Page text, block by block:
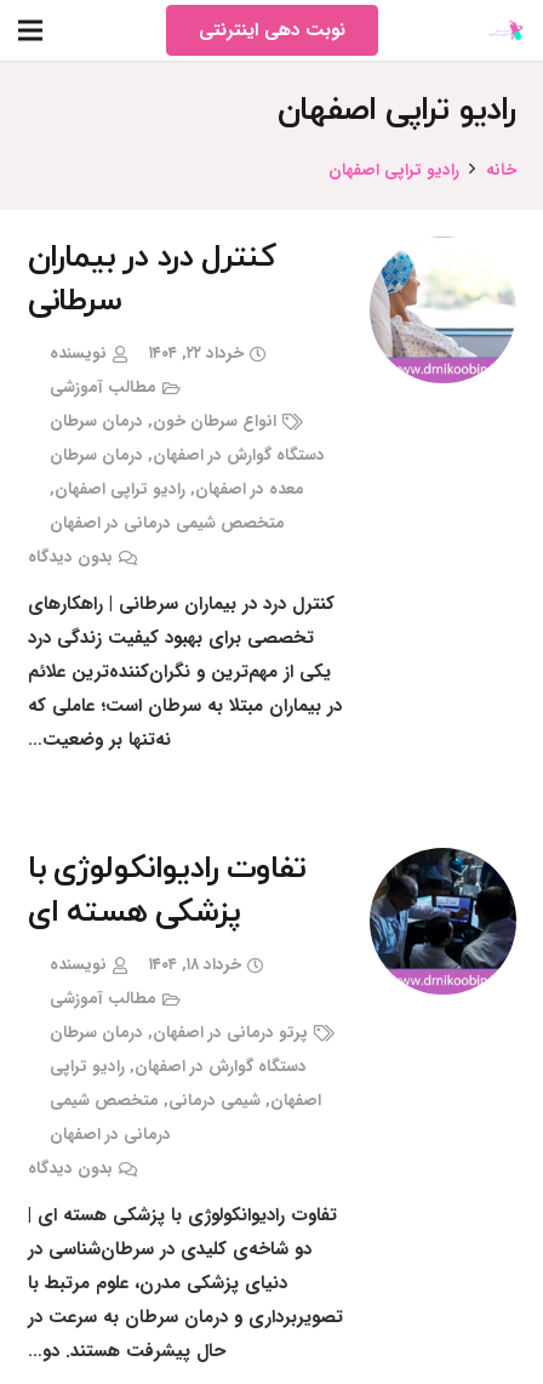
نوبت دهی اینترنتی
رادیو تراپی اصفهان
خانه رادیو تراپی اصفهان
کنترل درد در بیماران
سرطانی
خرداد ۲۲, ۱۴۰۴
نویسنده
مطالب آموزشی
انواع سرطان خون, درمان سرطان
دستگاه گوارش در اصفهان, درمان سرطان
معده در اصفهان,رادیو تراپی اصفهان,
متخصص شیمی درمانی در اصفهان
بدون دیدگاه
کنترل درد در بیماران سرطانی | راهکارهای
تخصصی برای بهبود کیفیت زندگی درد
یکی از مهم‌ترین و نگران‌کننده‌ترین علائم
در بیماران مبتلا به سرطان است؛ عاملی که
نه‌تنها بر وضعیت…
تفاوت رادیوانکولوژی با
پزشکی هسته ای
خرداد ۱۸, ۱۴۰۴
نویسنده
مطالب آموزشی
پرتو درمانی در اصفهان, درمان سرطان
دستگاه گوارش در اصفهان,رادیو تراپی
اصفهان,شیمی درمانی, متخصص شیمی
درمانی در اصفهان
بدون دیدگاه
تفاوت رادیوانکولوژی با پزشکی هسته ای |
دو شاخه‌ی کلیدی در سرطان‌شناسی در
دنیای پزشکی مدرن، علوم مرتبط با
تصویربرداری و درمان سرطان به سرعت در
حال پیشرفت هستند. دو…